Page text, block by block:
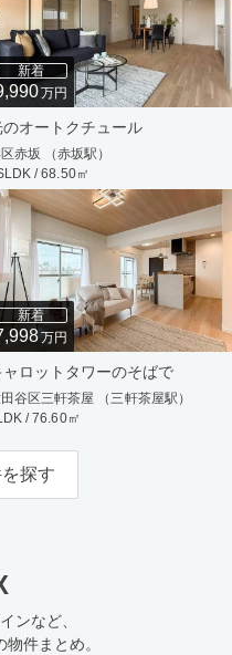
新着
万円
のオートクチュール
赤坂 （赤坂駅）
/ 68.50㎡
新着
万円
ャロットタワーのそばで
谷区三軒茶屋 （三軒茶屋駅）
/ 76.60㎡
探す
ンなど、
件まとめ。